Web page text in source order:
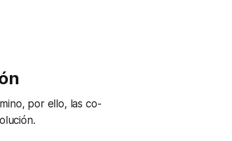
por ello, las co-